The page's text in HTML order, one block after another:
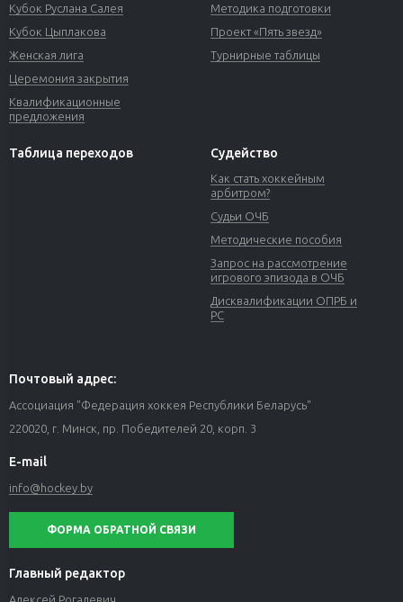
Кубок Руслана Салея
Кубок Цыплакова
Женская лига
Церемония закрытия
Квалификационные
предложения
Методика подготовки
Проект «Пять звезд»
Турнирные таблицы
Таблица переходов Судейство
Как стать хоккейным
арбитром?
Судьи ОЧБ
Методические пособия
Запрос на рассмотрение
игрового эпизода в ОЧБ
Дисквалификации ОПРБ и
РС
Почтовый адрес:
Ассоциация "Федерация хоккея Республики Беларусь"
220020, г. Минск, пр. Победителей 20, корп. 3
E-mail
info@hockey.by
ФОРМА ОБРАТНОЙ СВЯЗИ
Главный редактор
Алексей Рогалевич